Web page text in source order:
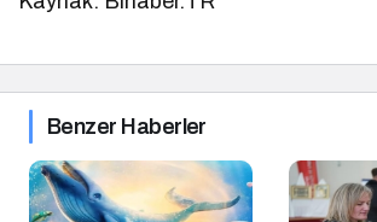
Benzer Haberler